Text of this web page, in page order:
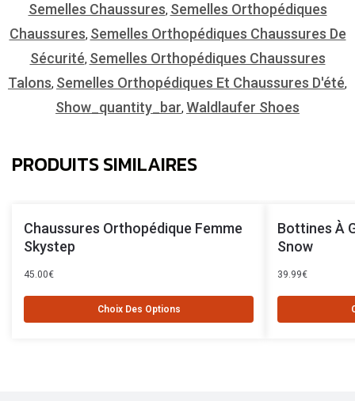
Semelles Chaussures, Semelles Orthopédiques
Chaussures, Semelles Orthopédiques Chaussures De
Sécurité, Semelles Orthopédiques Chaussures
Talons, Semelles Orthopédiques Et Chaussures D'été,
Show_quantity_bar, Waldlaufer Shoes
PRODUITS SIMILAIRES
Chaussures Orthopédique Femme
Skystep
45.00€
Choix Des Options
Bottines À
Snow
39.99€